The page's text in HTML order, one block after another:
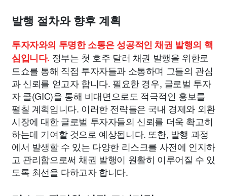
발행 절차와 향후 계획
투자자와의 투명한 소통은 성공적인 채권 발행의 핵
심입니다. 정부는 첫 호주 달러 채권 발행을 위한로
드쇼를 통해 직접 투자자들과 소통하며 그들의 관심
과 신뢰를 얻고자 합니다. 필요한 경우, 글로벌 투자
자 콜(GIC)을 통해 비대면으로도 적극적인 홍보를
펼칠 계획입니다. 이러한 전략들은 국내 경제와 외환
시장에 대한 글로벌 투자자들의 신뢰를 더욱 확고히
하는데 기여할 것으로 예상됩니다. 또한, 발행 과정
에서 발생할 수 있는 다양한 리스크를 사전에 인지하
고 관리함으로써 채권 발행이 원활히 이루어질 수 있
도록 최선을 다하고자 합니다.